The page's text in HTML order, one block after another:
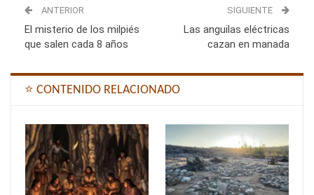
ANTERIOR
El misterio de los milpiés
que salen cada 8 años
SIGUIENTE
Las anguilas eléctricas
cazan en manada
⭐ CONTENIDO RELACIONADO